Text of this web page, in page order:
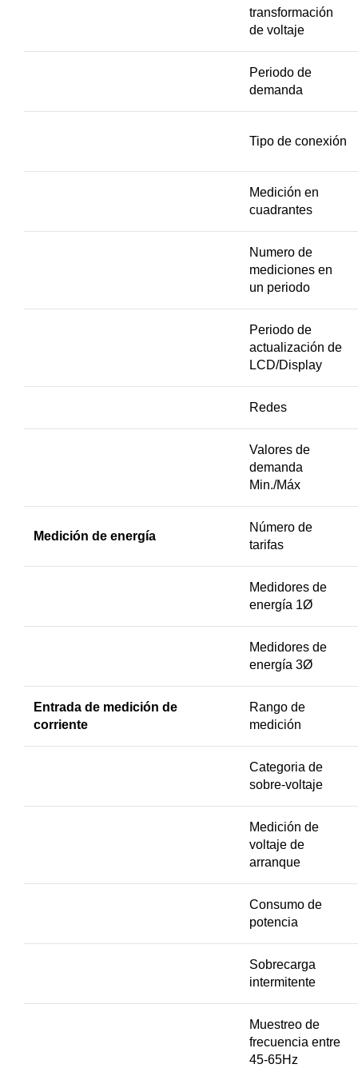
transformación
de voltaje
Periodo de
demanda
Tipo de conexión
Medición en
cuadrantes
Numero de
mediciones en
un periodo
Periodo de
actualización de
LCD/Display
Redes
Valores de
demanda
Min./Máx
Medición de energía
Número de
tarifas
Medidores de
energía 1Ø
Medidores de
energía 3Ø
Entrada de medición de
corriente
Rango de
medición
Categoria de
sobre-voltaje
Medición de
voltaje de
arranque
Consumo de
potencia
Sobrecarga
intermitente
Muestreo de
frecuencia entre
45-65Hz